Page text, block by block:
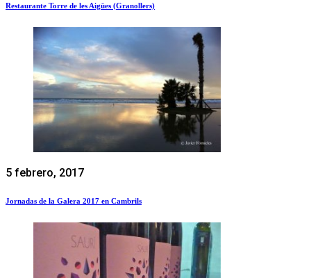
Restaurante Torre de les Aigües (Granollers)
5 febrero, 2017
Jornadas de la Galera 2017 en Cambrils